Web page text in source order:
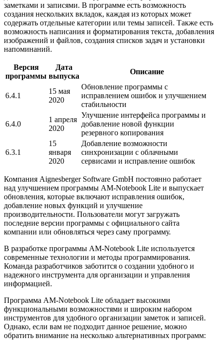
заметками и записями. В программе есть возможность
создания нескольких вкладок, каждая из которых может
содержать отдельные категории или темы записей. Также есть
возможность написания и форматирования текста, добавления
изображений и файлов, создания списков задач и установки
напоминаний.
Версия
программы
Дата
выпуска
Описание
6.4.1
15 мая
2020
Обновление программы с
исправлением ошибок и улучшением
стабильности
6.4.0
1 апреля
2020
Улучшение интерфейса программы и
добавление новой функции
резервного копирования
6.3.1
15
января
2020
Добавление возможности
синхронизации с облачными
сервисами и исправление ошибок
Компания Aignesberger Software GmbH постоянно работает
над улучшением программы AM-Notebook Lite и выпускает
обновления, которые включают исправления ошибок,
добавление новых функций и улучшение
производительности. Пользователи могут загружать
последние версии программы с официального сайта
компании или обновляться через саму программу.
В разработке программы AM-Notebook Lite используется
современные технологии и методы программирования.
Команда разработчиков заботится о создании удобного и
надежного инструмента для организации и управления
информацией.
Программа AM-Notebook Lite обладает высокими
функциональными возможностями и широким набором
инструментов для удобного организации заметок и записей.
Однако, если вам не подходит данное решение, можно
обратить внимание на несколько альтернативных программ: